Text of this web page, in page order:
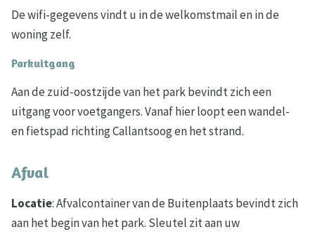
De wifi-gegevens vindt u in de welkomstmail en in de
woning zelf.
Parkuitgang
Aan de zuid-oostzijde van het park bevindt zich een
uitgang voor voetgangers. Vanaf hier loopt een wandel-
en fietspad richting Callantsoog en het strand.
Afval
Locatie: Afvalcontainer van de Buitenplaats bevindt zich
aan het begin van het park. Sleutel zit aan uw